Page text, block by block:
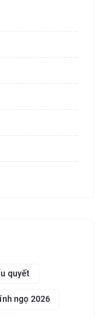
quyết
ngọ 2026